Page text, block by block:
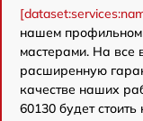
нашем
мастерами. На все
расширенную
качестве наших
60130 будет